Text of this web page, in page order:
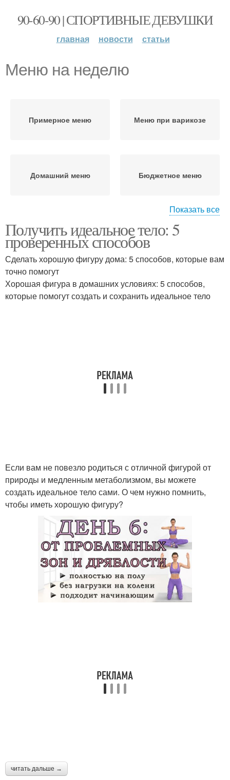
90-60-90 | СПОРТИВНЫЕ ДЕВУШКИ
главная новости статьи
Меню на неделю
Примерное меню Меню при варикозе
Домашний меню Бюджетное меню
Меню с рецептами Меню в граммах
Показать все
Получить идеальное тело: 5
проверенных способов
Сделать хорошую фигуру дома: 5 способов, которые вам
точно помогут
Хорошая фигура в домашних условиях: 5 способов,
которые помогут создать и сохранить идеальное тело
Если вам не повезло родиться с отличной фигурой от
природы и медленным метаболизмом, вы можете
создать идеальное тело сами. О чем нужно помнить,
чтобы иметь хорошую фигуру?
читать дальше →